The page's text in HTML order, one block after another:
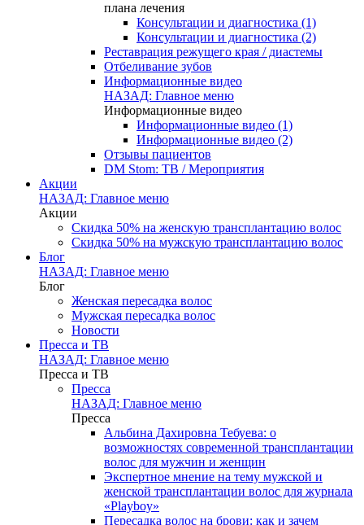
плана лечения
Консультации и диагностика (1)
Консультации и диагностика (2)
Реставрация режущего края / диастемы
Отбеливание зубов
Информационные видео
НАЗАД: Главное меню
Информационные видео
Информационные видео (1)
Информационные видео (2)
Отзывы пациентов
DM Stom: ТВ / Мероприятия
Акции
НАЗАД: Главное меню
Акции
Скидка 50% на женскую трансплантацию волос
Скидка 50% на мужскую трансплантацию волос
Блог
НАЗАД: Главное меню
Блог
Женская пересадка волос
Мужская пересадка волос
Новости
Пресса и ТВ
НАЗАД: Главное меню
Пресса и ТВ
Пресса
НАЗАД: Главное меню
Пресса
Альбина Дахировна Тебуева: о
возможностях современной трансплантации
волос для мужчин и женщин
Экспертное мнение на тему мужской и
женской трансплантации волос для журнала
«Playboy»
Пересадка волос на брови: как и зачем